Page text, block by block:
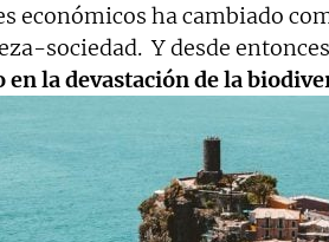
económicos ha cambiado
sociedad. Y desde
la devastación de la